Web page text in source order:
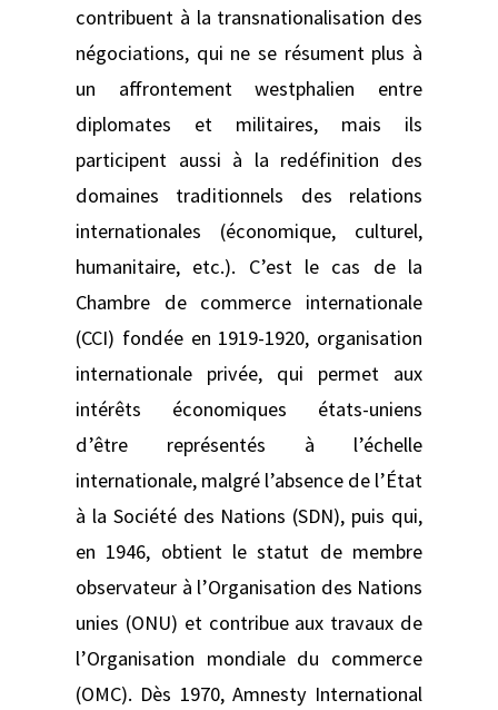
contribuent à la transnationalisation des
négociations, qui ne se résument plus à
un affrontement westphalien entre
diplomates et militaires, mais ils
participent aussi à la redéfinition des
domaines traditionnels des relations
internationales (économique, culturel,
humanitaire, etc.). C’est le cas de la
Chambre de commerce internationale
(CCI) fondée en 1919-1920, organisation
internationale privée, qui permet aux
intérêts économiques états-uniens
d’être représentés à l’échelle
internationale, malgré l’absence de l’État
à la Société des Nations (SDN), puis qui,
en 1946, obtient le statut de membre
observateur à l’Organisation des Nations
unies (ONU) et contribue aux travaux de
l’Organisation mondiale du commerce
(OMC). Dès 1970, Amnesty International